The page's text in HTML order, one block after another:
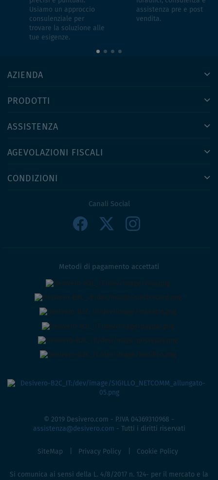
Usiamo un approccio
consulenziale per
trovare la soluzione alle
tue esigenze.
assistenza pre e post
vendita.
AZIENDA
PRODOTTI
ASSISTENZA
AGEVOLAZIONI FISCALI
CONDIZIONI
Canali Social
Metodi di pagamento accettati
© 2019 Desivero.com - P.IVA 04369310968 -
assistenza@desivero.com - Tutti i diritti riservati
SiteMap Privacy Policy Cookie Policy
Si comunica ai sensi della L. 4/8/2017 n. 124- per il mercato e la